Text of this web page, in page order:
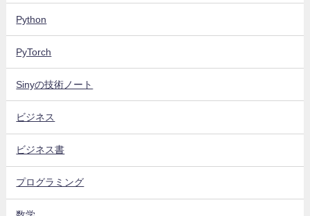
Python
PyTorch
Sinyの技術ノート
ビジネス
ビジネス書
プログラミング